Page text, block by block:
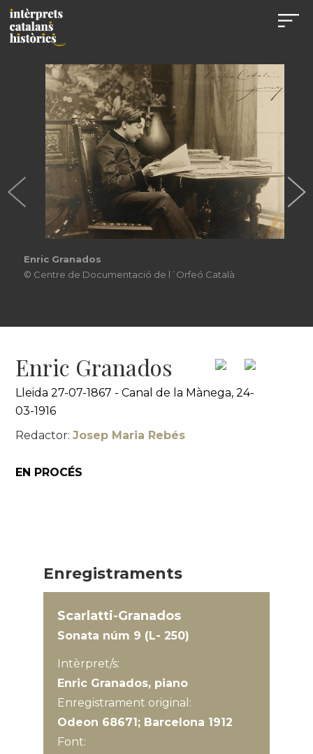
Enric Granados
© Centre de Documentació de l´Orfeó Català
Enric Granados
Lleida 27-07-1867 - Canal de la Mànega, 24-
03-1916
Redactor:Josep Maria Rebés
EN PROCÉS
Enregistraments
Scarlatti-Granados
Sonata núm 9 (L- 250)
Intèrpret/s:
Enric Granados, piano
Enregistrament original:
Odeon 68671; Barcelona 1912
Font: